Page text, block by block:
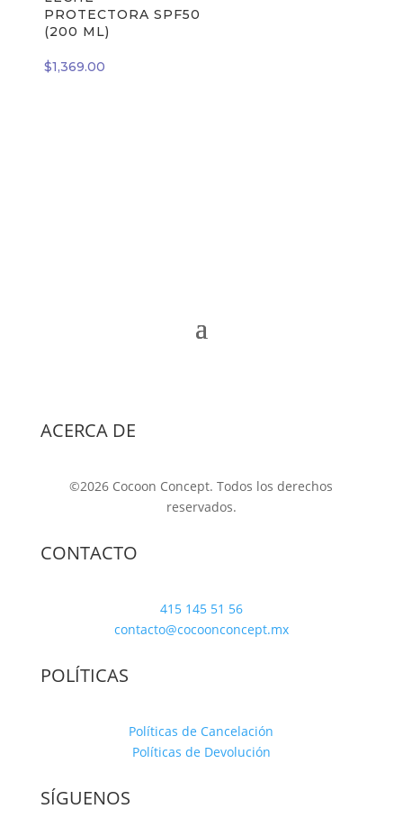
PROTECTORA SPF50
(200 ML)
$1,369.00
ACERCA DE
©2026 Cocoon Concept. Todos los derechos
reservados.
CONTACTO
415 145 51 56
contacto@cocoonconcept.mx
POLÍTICAS
Políticas de Cancelación
Políticas de Devolución
SÍGUENOS